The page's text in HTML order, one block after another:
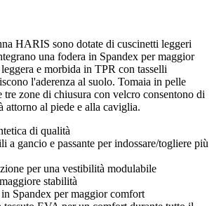
HARIS sono dotate di cuscinetti leggeri
una fodera in Spandex per maggior
e morbida in TPR con tasselli
l'aderenza al suolo. Tomaia in pelle
tre zone di chiusura con velcro consentono di
attorno al piede e alla caviglia.
di qualità
a gancio e passante per indossare/togliere più
per una vestibilità modulabile
stabilità
Spandex per maggior comfort